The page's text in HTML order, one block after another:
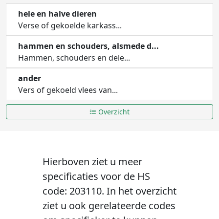
hele en halve dieren
Verse of gekoelde karkass...
hammen en schouders, alsmede d...
Hammen, schouders en dele...
ander
Vers of gekoeld vlees van...
Overzicht
Hierboven ziet u meer
specificaties voor de HS
code: 203110. In het overzicht
ziet u ook gerelateerde codes